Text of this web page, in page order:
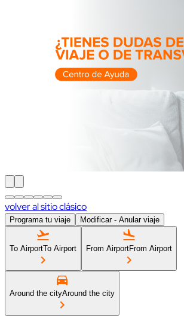
volver al sitio clásico
Programa tu viaje Modificar - Anular viaje
To AirportTo Airport From AirportFrom Airport
Around the cityAround the city